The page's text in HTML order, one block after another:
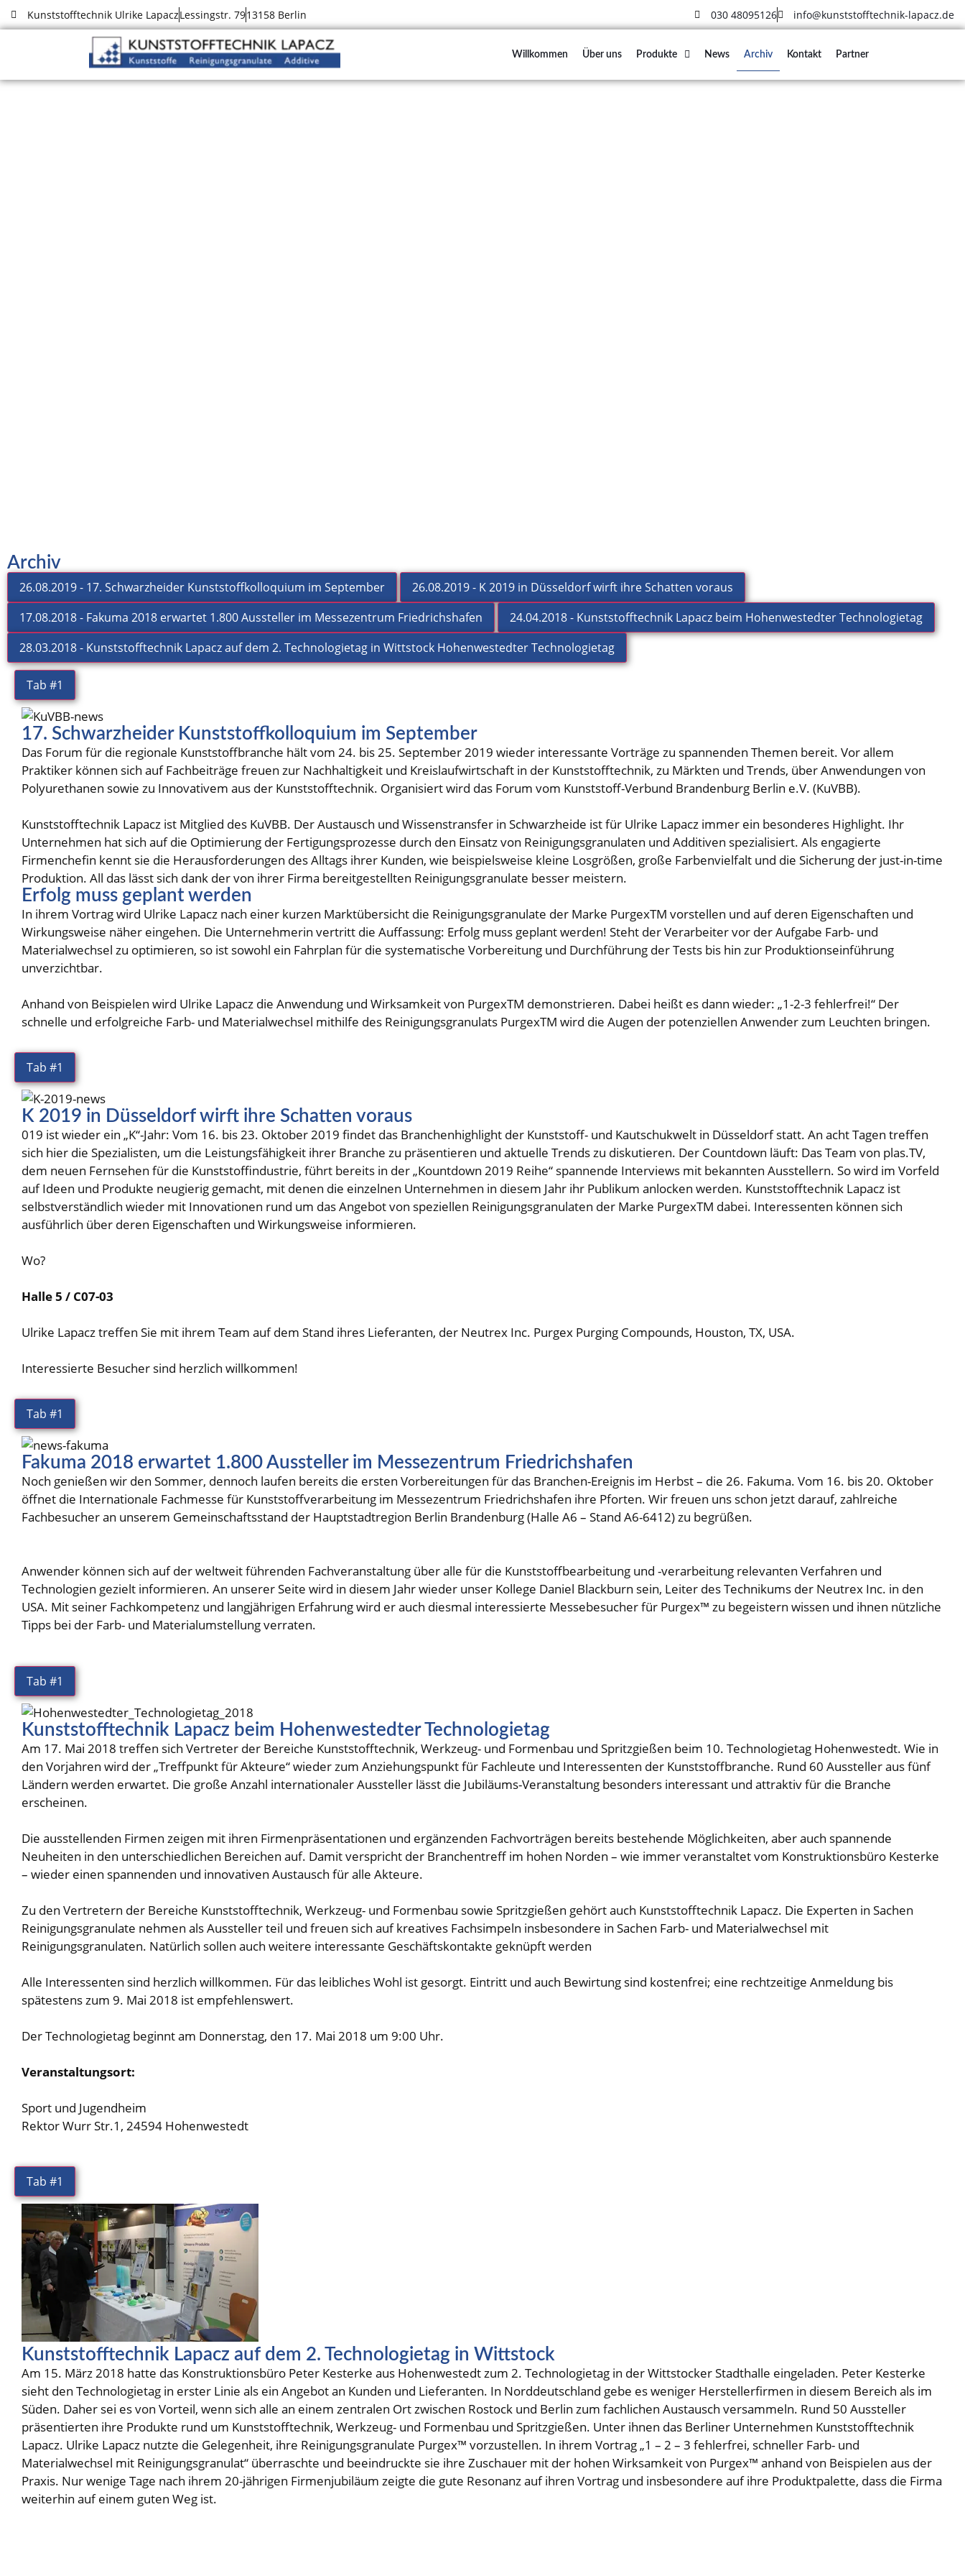
Kunststofftechnik Ulrike LapaczLessingstr. 7913158 Berlin 030 48095126 info@kunststofftechnik-lapacz.de
Willkommen Über uns Produkte News Archiv Kontakt Partner
Reinigungsgranulat für Spritzgießmaschinen, Extruder und
Blasanlagen. Schneller Farb- oder Materialwechsel von
150°C bis 320°C.
Mehr erfahren
auf glasklare Materialien. Schneller Farb- oder
Materialwechsel auf PS, SAN, PMMA, ASA und PC ohne
Schlieren.
Mehr erfahren
Archiv
26.08.2019 - 17. Schwarzheider Kunststoffkolloquium im September
26.08.2019 - K 2019 in Düsseldorf wirft ihre Schatten voraus
17.08.2018 - Fakuma 2018 erwartet 1.800 Aussteller im Messezentrum Friedrichshafen
24.04.2018 - Kunststofftechnik Lapacz beim Hohenwestedter Technologietag
28.03.2018 - Kunststofftechnik Lapacz auf dem 2. Technologietag in Wittstock Hohenwestedter Technologietag
Tab #1
17. Schwarzheider Kunststoffkolloquium im September
Das Forum für die regionale Kunststoffbranche hält vom 24. bis 25. September 2019 wieder interessante Vorträge zu spannenden Themen bereit. Vor allem
Praktiker können sich auf Fachbeiträge freuen zur Nachhaltigkeit und Kreislaufwirtschaft in der Kunststofftechnik, zu Märkten und Trends, über Anwendungen von
Polyurethanen sowie zu Innovativem aus der Kunststofftechnik. Organisiert wird das Forum vom Kunststoff-Verbund Brandenburg Berlin e.V. (KuVBB).
Kunststofftechnik Lapacz ist Mitglied des KuVBB. Der Austausch und Wissenstransfer in Schwarzheide ist für Ulrike Lapacz immer ein besonderes Highlight. Ihr
Unternehmen hat sich auf die Optimierung der Fertigungsprozesse durch den Einsatz von Reinigungsgranulaten und Additiven spezialisiert. Als engagierte
Firmenchefin kennt sie die Herausforderungen des Alltags ihrer Kunden, wie beispielsweise kleine Losgrößen, große Farbenvielfalt und die Sicherung der just-in-time
Produktion. All das lässt sich dank der von ihrer Firma bereitgestellten Reinigungsgranulate besser meistern.
Erfolg muss geplant werden
In ihrem Vortrag wird Ulrike Lapacz nach einer kurzen Marktübersicht die Reinigungsgranulate der Marke PurgexTM vorstellen und auf deren Eigenschaften und
Wirkungsweise näher eingehen. Die Unternehmerin vertritt die Auffassung: Erfolg muss geplant werden! Steht der Verarbeiter vor der Aufgabe Farb- und
Materialwechsel zu optimieren, so ist sowohl ein Fahrplan für die systematische Vorbereitung und Durchführung der Tests bis hin zur Produktionseinführung
unverzichtbar.
Anhand von Beispielen wird Ulrike Lapacz die Anwendung und Wirksamkeit von PurgexTM demonstrieren. Dabei heißt es dann wieder: „1-2-3 fehlerfrei!“ Der
schnelle und erfolgreiche Farb- und Materialwechsel mithilfe des Reinigungsgranulats PurgexTM wird die Augen der potenziellen Anwender zum Leuchten bringen.
Tab #1
K 2019 in Düsseldorf wirft ihre Schatten voraus
019 ist wieder ein „K“-Jahr: Vom 16. bis 23. Oktober 2019 findet das Branchenhighlight der Kunststoff- und Kautschukwelt in Düsseldorf statt. An acht Tagen treffen
sich hier die Spezialisten, um die Leistungsfähigkeit ihrer Branche zu präsentieren und aktuelle Trends zu diskutieren. Der Countdown läuft: Das Team von plas.TV,
dem neuen Fernsehen für die Kunststoffindustrie, führt bereits in der „Kountdown 2019 Reihe“ spannende Interviews mit bekannten Ausstellern. So wird im Vorfeld
auf Ideen und Produkte neugierig gemacht, mit denen die einzelnen Unternehmen in diesem Jahr ihr Publikum anlocken werden. Kunststofftechnik Lapacz ist
selbstverständlich wieder mit Innovationen rund um das Angebot von speziellen Reinigungsgranulaten der Marke PurgexTM dabei. Interessenten können sich
ausführlich über deren Eigenschaften und Wirkungsweise informieren.
Wo?
Halle 5 / C07-03
Ulrike Lapacz treffen Sie mit ihrem Team auf dem Stand ihres Lieferanten, der Neutrex Inc. Purgex Purging Compounds, Houston, TX, USA.
Interessierte Besucher sind herzlich willkommen!
Tab #1
Fakuma 2018 erwartet 1.800 Aussteller im Messezentrum Friedrichshafen
Noch genießen wir den Sommer, dennoch laufen bereits die ersten Vorbereitungen für das Branchen-Ereignis im Herbst – die 26. Fakuma. Vom 16. bis 20. Oktober
öffnet die Internationale Fachmesse für Kunststoffverarbeitung im Messezentrum Friedrichshafen ihre Pforten. Wir freuen uns schon jetzt darauf, zahlreiche
Fachbesucher an unserem Gemeinschaftsstand der Hauptstadtregion Berlin Brandenburg (Halle A6 – Stand A6-6412) zu begrüßen.
Anwender können sich auf der weltweit führenden Fachveranstaltung über alle für die Kunststoffbearbeitung und -verarbeitung relevanten Verfahren und
Technologien gezielt informieren. An unserer Seite wird in diesem Jahr wieder unser Kollege Daniel Blackburn sein, Leiter des Technikums der Neutrex Inc. in den
USA. Mit seiner Fachkompetenz und langjährigen Erfahrung wird er auch diesmal interessierte Messebesucher für Purgex™ zu begeistern wissen und ihnen nützliche
Tipps bei der Farb- und Materialumstellung verraten.
Tab #1
Kunststofftechnik Lapacz beim Hohenwestedter Technologietag
Am 17. Mai 2018 treffen sich Vertreter der Bereiche Kunststofftechnik, Werkzeug- und Formenbau und Spritzgießen beim 10. Technologietag Hohenwestedt. Wie in
den Vorjahren wird der „Treffpunkt für Akteure“ wieder zum Anziehungspunkt für Fachleute und Interessenten der Kunststoffbranche. Rund 60 Aussteller aus fünf
Ländern werden erwartet. Die große Anzahl internationaler Aussteller lässt die Jubiläums-Veranstaltung besonders interessant und attraktiv für die Branche
erscheinen.
Die ausstellenden Firmen zeigen mit ihren Firmenpräsentationen und ergänzenden Fachvorträgen bereits bestehende Möglichkeiten, aber auch spannende
Neuheiten in den unterschiedlichen Bereichen auf. Damit verspricht der Branchentreff im hohen Norden – wie immer veranstaltet vom Konstruktionsbüro Kesterke
– wieder einen spannenden und innovativen Austausch für alle Akteure.
Zu den Vertretern der Bereiche Kunststofftechnik, Werkzeug- und Formenbau sowie Spritzgießen gehört auch Kunststofftechnik Lapacz. Die Experten in Sachen
Reinigungsgranulate nehmen als Aussteller teil und freuen sich auf kreatives Fachsimpeln insbesondere in Sachen Farb- und Materialwechsel mit
Reinigungsgranulaten. Natürlich sollen auch weitere interessante Geschäftskontakte geknüpft werden
Alle Interessenten sind herzlich willkommen. Für das leibliches Wohl ist gesorgt. Eintritt und auch Bewirtung sind kostenfrei; eine rechtzeitige Anmeldung bis
spätestens zum 9. Mai 2018 ist empfehlenswert.
Der Technologietag beginnt am Donnerstag, den 17. Mai 2018 um 9:00 Uhr.
Veranstaltungsort:
Sport und Jugendheim
Rektor Wurr Str.1, 24594 Hohenwestedt
Tab #1
Kunststofftechnik Lapacz auf dem 2. Technologietag in Wittstock
Am 15. März 2018 hatte das Konstruktionsbüro Peter Kesterke aus Hohenwestedt zum 2. Technologietag in der Wittstocker Stadthalle eingeladen. Peter Kesterke
sieht den Technologietag in erster Linie als ein Angebot an Kunden und Lieferanten. In Norddeutschland gebe es weniger Herstellerfirmen in diesem Bereich als im
Süden. Daher sei es von Vorteil, wenn sich alle an einem zentralen Ort zwischen Rostock und Berlin zum fachlichen Austausch versammeln. Rund 50 Aussteller
präsentierten ihre Produkte rund um Kunststofftechnik, Werkzeug- und Formenbau und Spritzgießen. Unter ihnen das Berliner Unternehmen Kunststofftechnik
Lapacz. Ulrike Lapacz nutzte die Gelegenheit, ihre Reinigungsgranulate Purgex™ vorzustellen. In ihrem Vortrag „1 – 2 – 3 fehlerfrei, schneller Farb- und
Materialwechsel mit Reinigungsgranulat“ überraschte und beeindruckte sie ihre Zuschauer mit der hohen Wirksamkeit von Purgex™ anhand von Beispielen aus der
Praxis. Nur wenige Tage nach ihrem 20-jährigen Firmenjubiläum zeigte die gute Resonanz auf ihren Vortrag und insbesondere auf ihre Produktpalette, dass die Firma
weiterhin auf einem guten Weg ist.